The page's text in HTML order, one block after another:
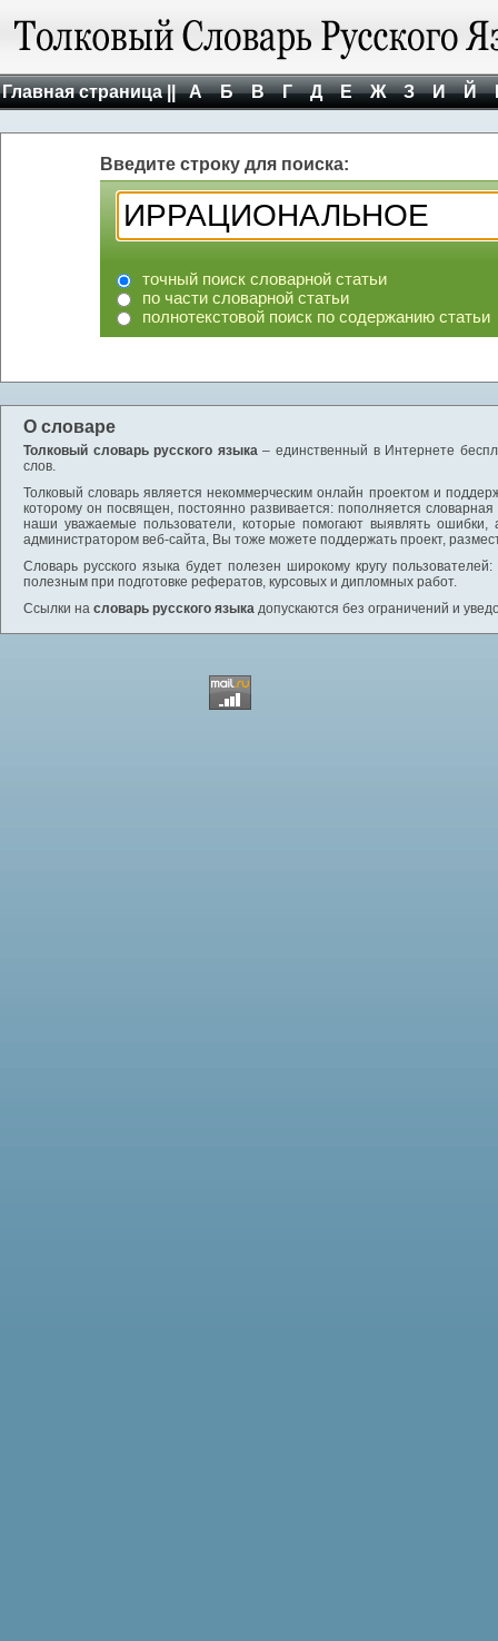
Главная страница || А Б В Г Д Е Ж З И Й
Введите строку для поиска:
точный поиск словарной статьи
по части словарной статьи
полнотекстовой поиск по содержанию статьи
О словаре
Толковый словарь русского языка– единственный в Интернете
слов.
Толковый словарь является некоммерческим онлайн проектом и
которому он посвящен, постоянно развивается: пополняется
наши уважаемые пользователи, которые помогают выявлять
администратором веб-сайта, Вы тоже можете поддержать проект,
Словарь русского языка будет полезен широкому кругу
полезным при подготовке рефератов, курсовых и дипломных работ.
Ссылки на словарь русского языка допускаются без ограничений и